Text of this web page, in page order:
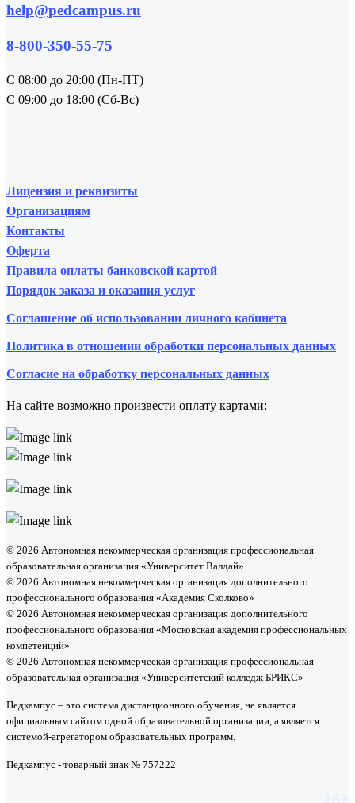
help@pedcampus.ru
8-800-350-55-75
С 08:00 до 20:00 (Пн-ПТ)
С 09:00 до 18:00 (Сб-Вс)
Лицензия и реквизиты
Организациям
Контакты
Оферта
Правила оплаты банковской картой
Порядок заказа и оказания услуг
Соглашение об использовании личного кабинета
Политика в отношении обработки персональных данных
Согласие на обработку персональных данных
На сайте возможно произвести оплату картами:
© 2026 Автономная некоммерческая организация профессиональная
образовательная организация «Университет Валдай»
© 2026 Автономная некоммерческая организация дополнительного
профессионального образования «Академия Сколково»
© 2026 Автономная некоммерческая организация дополнительного
профессионального образования «Московская академия профессиональных
компетенций»
© 2026 Автономная некоммерческая организация профессиональная
образовательная организация «Университетский колледж БРИКС»
Педкампус – это система дистанционного обучения, не является
официальным сайтом одной образовательной организации, а является
системой-агрегатором образовательных программ.
Педкампус - товарный знак № 757222